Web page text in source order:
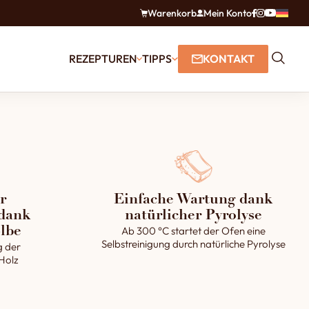
Warenkorb Mein Konto
REZEPTUREN TIPPS KONTAKT
der
Einfache Wartung dank
natürlicher Pyrolyse
Ab 300 °C startet der Ofen eine
Selbstreinigung durch natürliche Pyrolyse